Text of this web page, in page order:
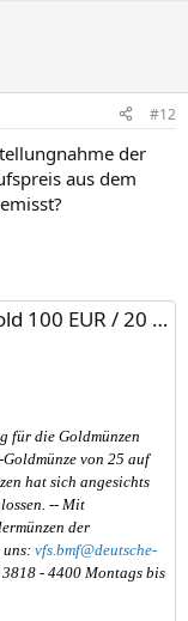
#12
der
aus dem
auf 50 EUR (!!!) erhöht!'
für die Goldmünzen
von 25 auf
hat sich angesichts
-- Mit
der
uns: vfs.bmf@deutsche-
- 4400 Montags bis